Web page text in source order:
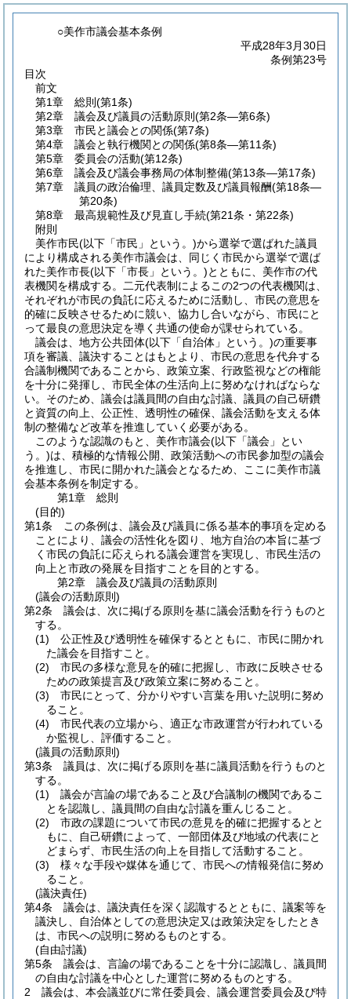
○美作市議会基本条例
平成28年3月30日
条例第23号
目次
前文
第1章
総則 (第1条)
第2章
議会及び議員の活動原則 (第2条―第6条)
第3章
市民と議会との関係(第7条)
第4章
議会と執行機関との関係(第8条―第11条)
第5章
委員会の活動(第12条)
第6章
議会及び議会事務局の体制整備(第13条―第17条)
第7章
議員の政治倫理、議員定数及び議員報酬(第18条―
第20条)
第8章
最高規範性及び見直し手続(第21条・第22条)
附則
美作市民(以下「市民」という。)から選挙で選ばれた議員
により構成される美作市議会は、同じく市民から選挙で選ば
れた美作市長(以下「市長」という。)とともに、美作市の代
表機関を構成する。二元代表制によるこの2つの代表機関は、
それぞれが市民の負託に応えるために活動し、市民の意思を
的確に反映させるために競い、協力し合いながら、市民にと
って最良の意思決定を導く共通の使命が課せられている。
議会は、地方公共団体(以下「自治体」という。)の重要事
項を審議、議決することはもとより、市民の意思を代弁する
合議制機関であることから、政策立案、行政監視などの権能
を十分に発揮し、市民全体の生活向上に努めなければならな
い。そのため、議会は議員間の自由な討議、議員の自己研鑽
と資質の向上、公正性、透明性の確保、議会活動を支える体
制の整備など改革を推進していく必要がある。
このような認識のもと、美作市議会(以下「議会」とい
う。)は、積極的な情報公開、政策活動への市民参加型の議会
を推進し、市民に開かれた議会となるため、ここに美作市議
会基本条例を制定する。
第1章
総則
(目的)
第1条
この条例は、議会及び議員に係る基本的事項を定める
ことにより、議会の活性化を図り、地方自治の本旨に基づ
く市民の負託に応えられる議会運営を実現し、市民生活の
向上と市政の発展を目指すことを目的とする。
第2章
議会及び議員の活動原則
(議会の活動原則)
第2条
議会は、次に掲げる原則を基に議会活動を行うものと
する。
(1)
公正性及び透明性を確保するとともに、市民に開かれ
た議会を目指すこと。
(2)
市民の多様な意見を的確に把握し、市政に反映させる
ための政策提言及び政策立案に努めること。
(3)
市民にとって、分かりやすい言葉を用いた説明に努め
ること。
(4)
市民代表の立場から、適正な市政運営が行われている
か監視し、評価すること。
(議員の活動原則)
第3条
議員は、次に掲げる原則を基に議員活動を行うものと
する。
(1)
議会が言論の場であること及び合議制の機関であるこ
とを認識し、議員間の自由な討議を重んじること。
(2)
市政の課題について市民の意見を的確に把握するとと
もに、自己研鑽によって、一部団体及び地域の代表にと
どまらず、市民生活の向上を目指して活動すること。
(3)
様々な手段や媒体を通じて、市民への情報発信に努め
ること。
(議決責任)
第4条
議会は、議決責任を深く認識するとともに、議案等を
議決し、自治体としての意思決定又は政策決定をしたとき
は、市民への説明に努めるものとする。
(自由討議)
第5条
議会は、言論の場であることを十分に認識し、議員間
の自由な討議を中心とした運営に努めるものとする。
2
議会は、本会議並びに常任委員会、議会運営委員会及び特